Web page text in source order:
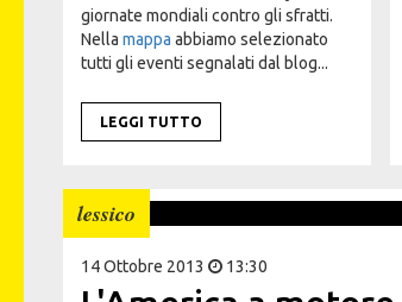
giornate mondiali contro gli sfratti.
Nella mappa abbiamo selezionato
tutti gli eventi segnalati dal blog...
LEGGI TUTTO
lessico
14 Ottobre 2013 13:30